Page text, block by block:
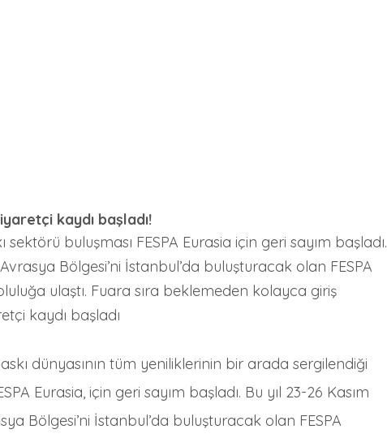
kaydı başladı!
buluşması FESPA Eurasia için geri sayım başladı.
Avrasya Bölgesi’ni İstanbul’da buluşturacak olan FESPA
ulaştı. Fuara sıra beklemeden kolayca giriş
kaydı başladı
dünyasının tüm yeniliklerinin bir arada sergilendiği
Eurasia, için geri sayım başladı. Bu yıl 23-26 Kasım
Bölgesi’ni İstanbul’da buluşturacak olan FESPA